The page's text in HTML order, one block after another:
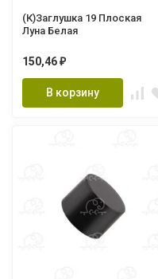
(К)Заглушка 19 Плоская
Луна Белая
150,46 ₽
В корзину